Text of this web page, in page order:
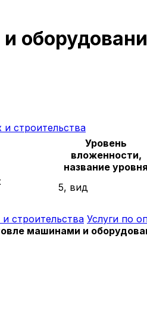
строительства
Уровень
вложенности,
название уровня
5, вид
строительства Услуги по
машинами и